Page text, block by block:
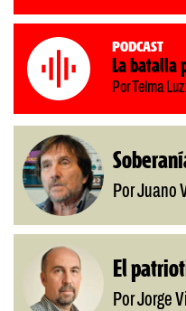
Podcast
La batalla
Por Telma
Por Juano
El
Por Jorge